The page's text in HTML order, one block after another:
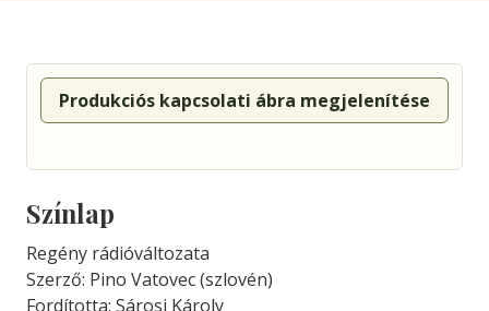
Produkciós kapcsolati ábra megjelenítése
Színlap
Regény rádióváltozata
Szerző: Pino Vatovec (szlovén)
Fordította: Sárosi Károly